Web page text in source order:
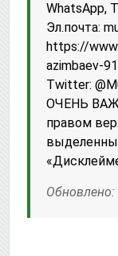
WhatsApp,
Эл.почта:
httрs://
azimbaev-
Twitter:
ОЧЕНЬ
правом
Обновлено: